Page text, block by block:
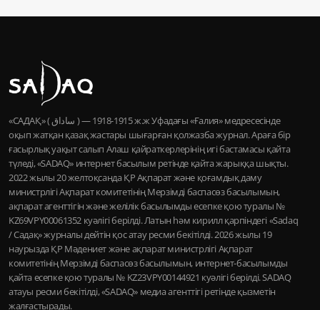
«САДАҚ» ( ساداق ) — 1915-1918 ж.ж Уфадағы «Ғалия» медресесінде
оқып жатқан қазақ жастары шығарған қолжазба журнал. Араға бір
ғасырлық уақыт салып Алаш қайраткерлерінің игі бастамасы қайта
түледі, «SADAQ» интернет басылым ретінде қайта жарыққа шықты.
2022 жылы 20 желтоқсанда ҚР Ақпарат және қоғамдық даму
министрлігі Ақпарат комитетінің Мерзімді баспасөз басылымын,
ақпарат агенттігін және желілік басылымды есепке қою туралы №
KZ69VPY00061352 куәлігі берілді. Латын һәм кирилл қарпіндегі «Sadaq
/ Садақ» журналы дейтін қос атау ресми бекітілді. 2026 жылы 19
наурызда ҚР Мәдениет және ақпарат министрлігі Ақпарат
комитетінің Мерзімді баспасөз басылымын, интернет-басылымды
қайта есепке қою туралы № KZ23VPY00144921 куәлігі берілді. SADAQ
атауы ресми бекітілді, «SADAQ» медиа агенттігі ретінде қызметін
жалғастырады.